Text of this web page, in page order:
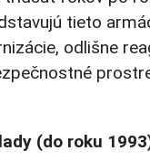
tieto
odlišne
(do roku